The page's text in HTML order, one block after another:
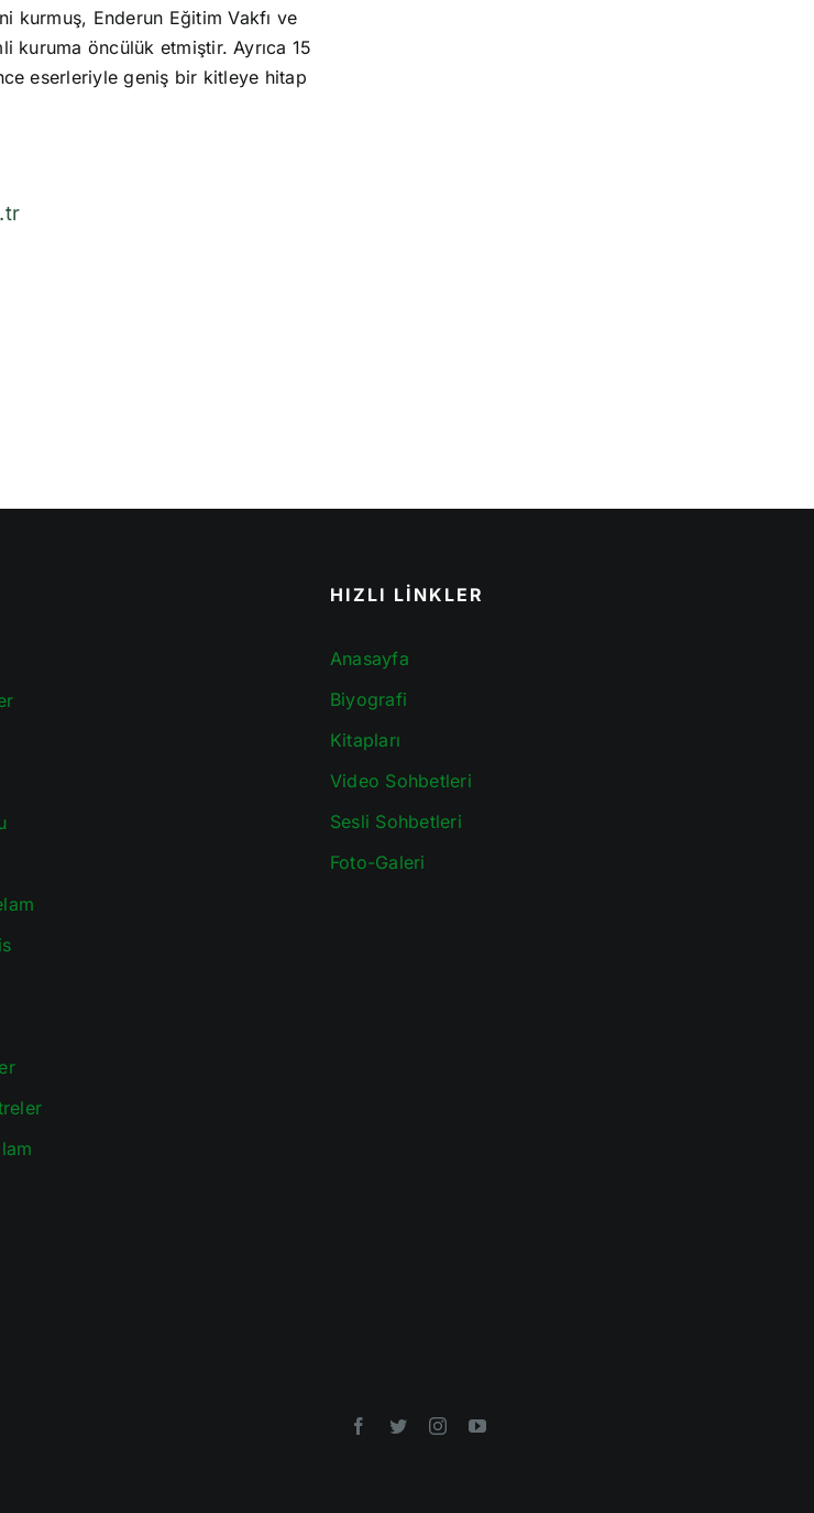
kurmuş, Enderun Eğitim Vakfı ve
kuruma öncülük etmiştir. Ayrıca 15
eserleriyle geniş bir kitleye hitap
HIZLI LİNKLER
Anasayfa
Biyografi
Kitapları
Video Sohbetleri
Sesli Sohbetleri
Foto-Galeri